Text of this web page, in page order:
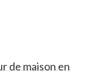
de maison en